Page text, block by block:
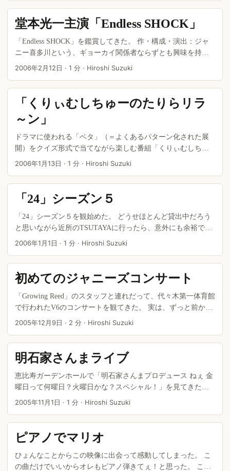
いだ。 星野リゾートの星野佳路氏やアートディレクターの佐
藤可士和氏など、登場する人物たちも今が旬な感じがする
し、無理やり「感動」を作ろうとしない演出にも好感が持て
る。 ...
堂本光一主演「Endless SHOCK」
「Endless SHOCK」を鑑賞してきた。 作・構成・演出：ジャ
ニー喜多川という、ギョーカイ関係者ならずとも興味を持た
ずにはいられない舞台。 完成度の高いエンタテイメントだと
ットを入手できたのだ。 ...
2006年2月12日 · 1 分 · Hiroshi Suzuki
「くりぃむしちゅーのたりらリラ
～ン」
ドラマに使われる「ベタ」（＝よくあるパターン化された展
開）をクイズ形式で当てながら楽しむ番組「くりぃむしちゅ
ーのたりらリラ～ン」（日本テレビ）が面白い。 クリエイテ
りなものだけれど、逆に言えば最大多数の「感動」を呼び起
こすツボであり、エンタテイメントの神髄とも言える。 それ
は、決して無数にあるわけではないだろうし、時代によって
大きく変化するものでもないだろう。 最近ヒットしているド
ラマや映画を観ると、「ベタ」の要素が以前に増して大きく
なっているような気がするんだよなぁ。
2006年1月13日 · 1 分 · Hiroshi Suzuki
「24」シーズン５
「24」シーズン５を観始めた。 どうせほとんど貸出中だろう
と思いながら近所のTSUTAYAに行ったら、意外にも余裕で借
りることができたのだ。 もしかしたら今作はあまり人気ない
2006年1月1日 · 1 分 · Hiroshi Suzuki
初めてのジャニーズコンサート
「Growing Reed」のスタッフと連れだって、代々木第一体育館
で行われたV6のコンサートを観てきた。 実は、ずっと前から
ジャニーズやハロプロのようなプロのアイドルコンサートを
会のある彼らのコンサートビデオを観る限り、エンタテイメ
ントとしてかなりレベルの高い演出があるような気がしてい
たから。 だけど、チケットを入手するのが至難の業。 そもそ
も40才近いおっさんが熱狂的なファンに混じって観る勇気は
なかったのだ。 ...
2005年12月9日 · 2 分 · Hiroshi Suzuki
明石家さんまライブ
恵比寿ガーデンホールで「明石家さんまプロデュース ねぇ 金
曜日って何曜日？火曜日かな？スペシャル！」を見てきた。
毎年上演されているさんまさんのコントライブ。 前から見た
に入ったのだ。 ...
2005年11月1日 · 1 分 · Hiroshi Suzuki
ピアノでマリオ
ひょんなことからこの映像に出会って感動してしまった。 こ
の曲だけでいいからオレもピアノ弾きてぇ！と思った。 この1